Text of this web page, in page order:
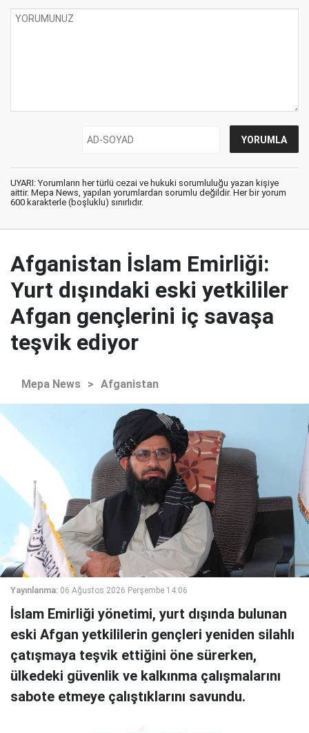
UYARI: Yorumların her türlü cezai ve hukuki sorumluluğu yazan kişiye
aittir. Mepa News, yapılan yorumlardan sorumlu değildir. Her bir yorum
600 karakterle (boşluklu) sınırlıdır.
Afganistan İslam Emirliği:
Yurt dışındaki eski yetkililer
Afgan gençlerini iç savaşa
teşvik ediyor
Mepa News > Afganistan
Yayınlanma: 06 Ağustos 2026 Perşembe 14:06
İslam Emirliği yönetimi, yurt dışında bulunan
eski Afgan yetkililerin gençleri yeniden silahlı
çatışmaya teşvik ettiğini öne sürerken,
ülkedeki güvenlik ve kalkınma çalışmalarını
sabote etmeye çalıştıklarını savundu.